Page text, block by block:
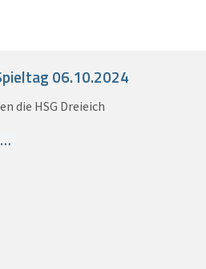
06.10.2024
die HSG Dreieich
…